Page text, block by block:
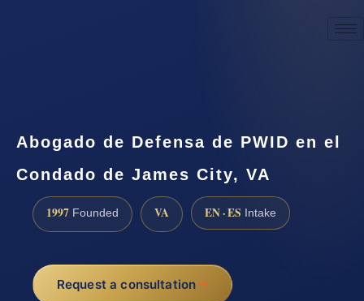
Abogado de Defensa de PWID en el
Condado de James City, VA
1997 Founded VA EN · ES Intake
Request a consultation